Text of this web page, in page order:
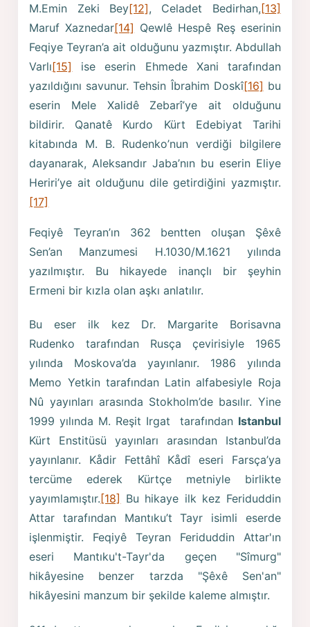
M.Emin Zeki Bey[12], Celadet Bedirhan,[13]
Maruf Xaznedar[14] Qewlê Hespê Reş eserinin
Feqiye Teyran’a ait olduğunu yazmıştır. Abdullah
Varlı[15]
ise eserin Ehmede Xani tarafından
yazıldığını savunur. Tehsin Îbrahim Doskî[16] bu
eserin Mele Xalidê Zebarî’ye ait olduğunu
bildirir. Qanatê Kurdo Kürt Edebiyat Tarihi
kitabında M. B. Rudenko’nun verdiği bilgilere
dayanarak, Aleksandır Jaba’nın bu eserin Eliye
Heriri’ye ait olduğunu dile getirdiğini yazmıştır.
[17]
Feqiyê Teyran’ın 362 bentten oluşan Şêxê
Sen’an Manzumesi H.1030/M.1621 yılında
yazılmıştır. Bu hikayede inançlı bir şeyhin
Ermeni bir kızla olan aşkı anlatılır.
Bu eser ilk kez Dr. Margarite Borisavna
Rudenko tarafından Rusça çevirisiyle 1965
yılında Moskova’da yayınlanır. 1986 yılında
Memo Yetkin tarafından Latin alfabesiyle Roja
Nû yayınları arasında Stokholm’de basılır. Yine
1999 yılında M. Reşit Irgat tarafından Istanbul
Kürt Enstitüsü yayınları arasından Istanbul’da
yayınlanır. Kådir Fettâhî Kådî eseri Farsça’ya
tercüme ederek Kürtçe metniyle birlikte
yayımlamıştır. [18] Bu hikaye ilk kez Feriduddin
Attar tarafından Mantıku’t Tayr isimli eserde
işlenmiştir. Feqiyê Teyran Feriduddin Attar'ın
eseri Mantıku't-Tayr'da geçen "Sîmurg"
hikâyesine benzer tarzda "Şêxê Sen'an"
hikâyesini manzum bir şekilde kaleme almıştır.